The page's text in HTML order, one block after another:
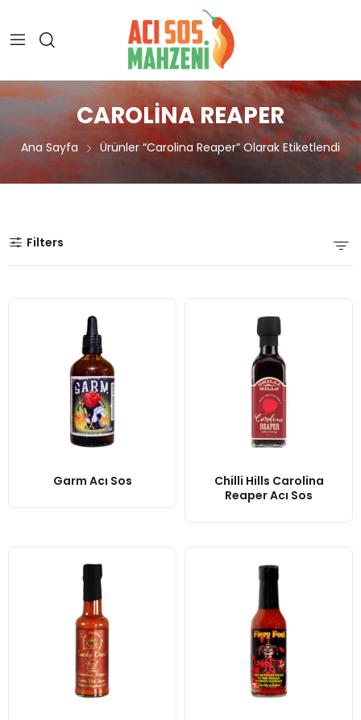
CAROLINA REAPER
Ana Sayfa Ürünler “carolina Reaper” Olarak Etiketlendi
Filters
Garm Acı Sos
Chilli Hills Carolina
Reaper Acı Sos